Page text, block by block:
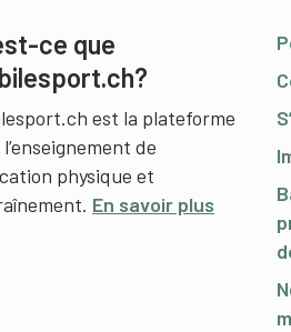
ce que
est la plateforme
de
physique et
En savoir plus